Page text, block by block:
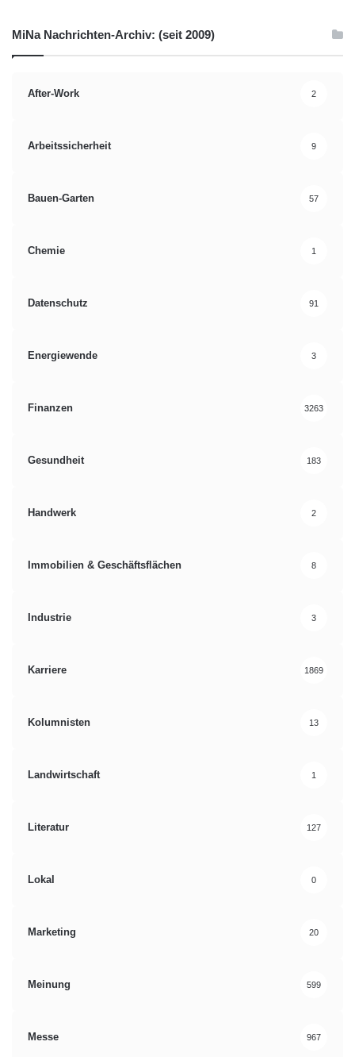
MiNa Nachrichten-Archiv: (seit 2009)
After-Work 2
Arbeitssicherheit 9
Bauen-Garten 57
Chemie 1
Datenschutz 91
Energiewende 3
Finanzen 3263
Gesundheit 183
Handwerk 2
Immobilien & Geschäftsflächen 8
Industrie 3
Karriere 1869
Kolumnisten 13
Landwirtschaft 1
Literatur 127
Lokal 0
Marketing 20
Meinung 599
Messe 967